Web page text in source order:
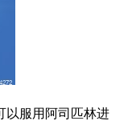
以服用阿司匹林进